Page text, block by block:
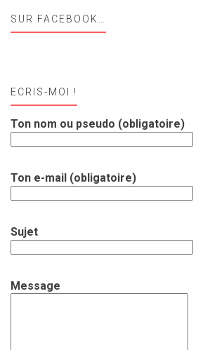
SUR FACEBOOK…
ECRIS-MOI !
Ton nom ou pseudo (obligatoire)
Ton e-mail (obligatoire)
Sujet
Message